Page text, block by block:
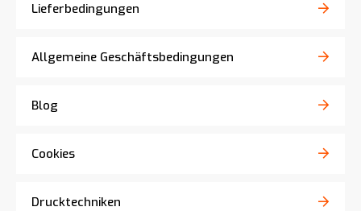
Lieferbedingungen
Allgemeine Geschäftsbedingungen
Blog
Cookies
Drucktechniken